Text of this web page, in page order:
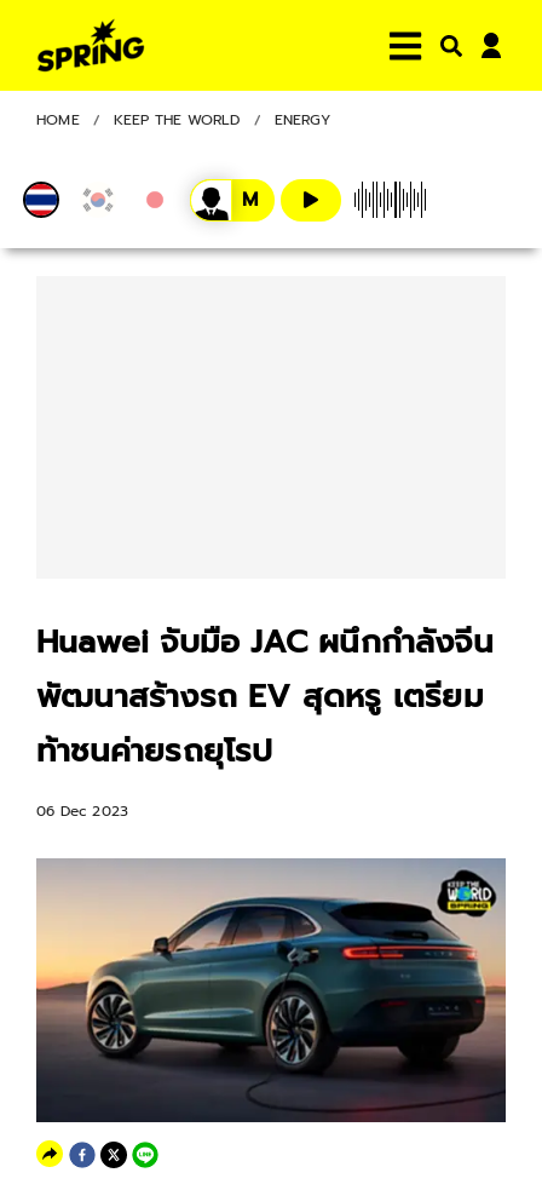
HOME KEEP THE WORLD ENERGY
Huawei จับมือ JAC ผนึกกำลังจีน
พัฒนาสร้างรถ EV สุดหรู เตรียม
ท้าชนค่ายรถยุโรป
06 Dec 2023